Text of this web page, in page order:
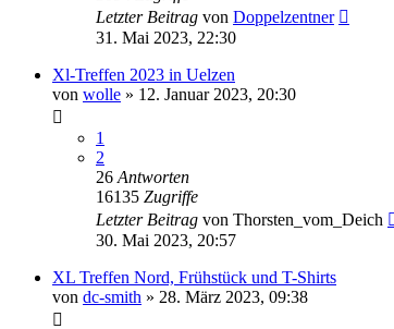
Letzter Beitrag von Doppelzentner
31. Mai 2023, 22:30
Xl-Treffen 2023 in Uelzen
von wolle » 12. Januar 2023, 20:30
1
2
26 Antworten
16135 Zugriffe
Letzter Beitrag von Thorsten_vom_Deich
30. Mai 2023, 20:57
XL Treffen Nord, Frühstück und T-Shirts
von dc-smith » 28. März 2023, 09:38